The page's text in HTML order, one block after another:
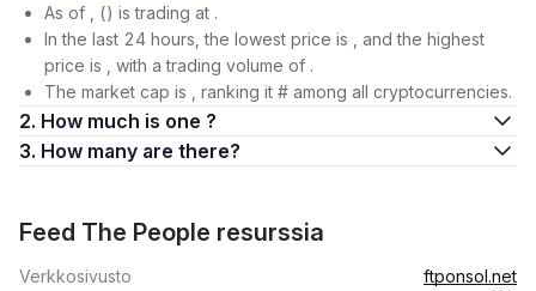
As of , () is trading at .
In the last 24 hours, the lowest price is , and the highest
price is , with a trading volume of .
The market cap is , ranking it # among all cryptocurrencies.
2. How much is one ?
3. How many are there?
Feed The People resurssia
Verkkosivusto
ftponsol.net